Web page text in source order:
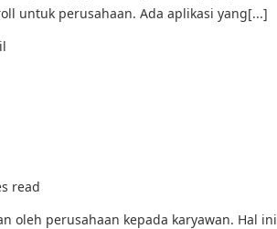
untuk perusahaan. Ada aplikasi yang[...]
read
oleh perusahaan kepada karyawan. Hal ini